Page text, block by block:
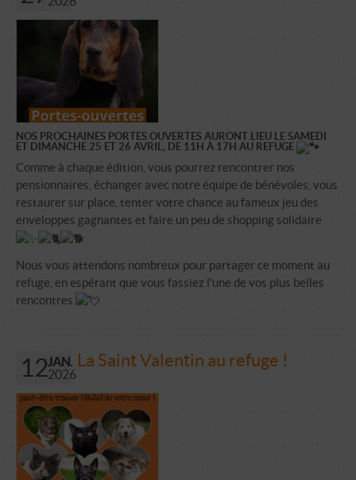
NOS PROCHAINES PORTES OUVERTES AURONT LIEU LE SAMEDI
ET DIMANCHE 25 ET 26 AVRIL, DE 11H À 17H AU REFUGE
Comme à chaque édition, vous pourrez rencontrer nos
pensionnaires, échanger avec notre équipe de bénévoles, vous
restaurer sur place, tenter votre chance au fameux jeu des
enveloppes gagnantes et faire un peu de shopping solidaire
Nous vous attendons nombreux pour partager ce moment au
refuge, en espérant que vous fassiez l'une de vos plus belles
rencontres
12JAN.
2026
La Saint Valentin au refuge !